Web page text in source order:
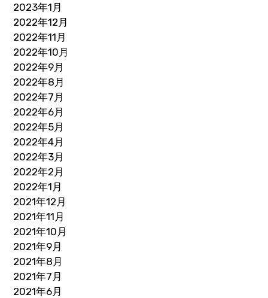
2023年1月
2022年12月
2022年11月
2022年10月
2022年9月
2022年8月
2022年7月
2022年6月
2022年5月
2022年4月
2022年3月
2022年2月
2022年1月
2021年12月
2021年11月
2021年10月
2021年9月
2021年8月
2021年7月
2021年6月